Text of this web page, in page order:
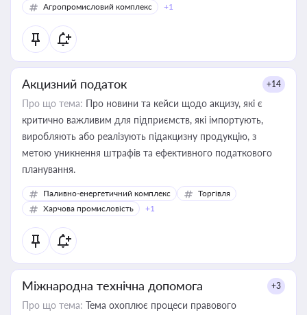
Агропромисловий комплекс
+1
Акцизний податок +14
Про що тема: Про новини та кейси щодо акцизу, які є
критично важливим для підприємств, які імпортують,
виробляють або реалізують підакцизну продукцію, з
метою уникнення штрафів та ефективного податкового
планування.
Паливно-енергетичний комплекс
Торгівля
Харчова промисловість
+1
Міжнародна технічна допомога +3
Про що тема: Тема охоплює процеси правового